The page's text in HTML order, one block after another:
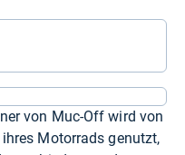
von Muc-Off wird von
Motorrads genutzt,